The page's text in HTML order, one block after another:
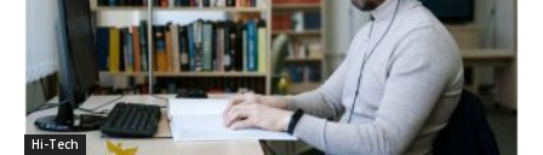
Hi-Tech